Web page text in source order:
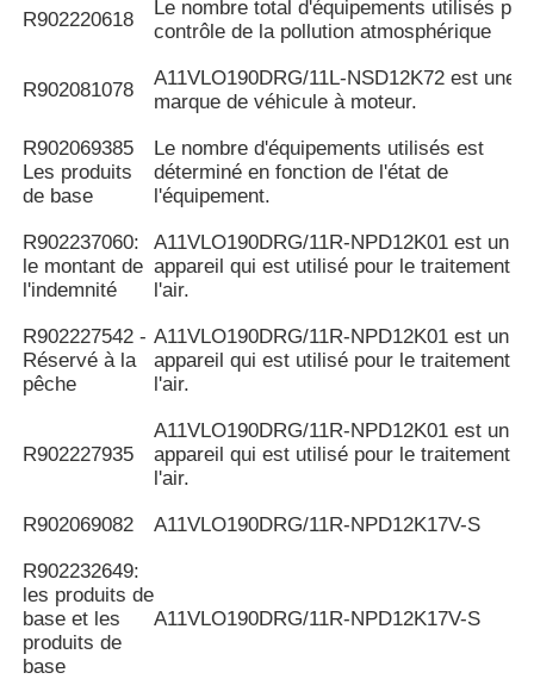
R902220618
Le nombre total d'équipements utilisés
contrôle de la pollution atmosphérique
R902081078
A11VLO190DRG/11L-NSD12K72 est une
marque de véhicule à moteur.
R902069385
Les produits
de base
Le nombre d'équipements utilisés est
déterminé en fonction de l'état de
l'équipement.
R902237060:
le montant de
l'indemnité
A11VLO190DRG/11R-NPD12K01 est un
appareil qui est utilisé pour le traitement
l'air.
R902227542 -
Réservé à la
pêche
A11VLO190DRG/11R-NPD12K01 est un
appareil qui est utilisé pour le traitement
l'air.
R902227935
A11VLO190DRG/11R-NPD12K01 est un
appareil qui est utilisé pour le traitement
l'air.
R902069082 A11VLO190DRG/11R-NPD12K17V-S
R902232649:
les produits de
base et les
produits de
base
A11VLO190DRG/11R-NPD12K17V-S